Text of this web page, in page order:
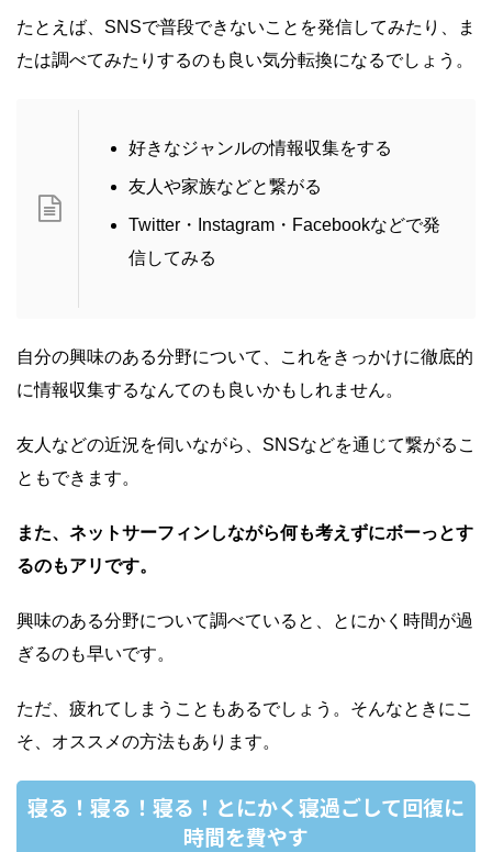
たとえば、SNSで普段できないことを発信してみたり、ま
たは調べてみたりするのも良い気分転換になるでしょう。
好きなジャンルの情報収集をする
友人や家族などと繋がる
Twitter・Instagram・Facebookなどで発
信してみる
自分の興味のある分野について、これをきっかけに徹底的
に情報収集するなんてのも良いかもしれません。
友人などの近況を伺いながら、SNSなどを通じて繋がるこ
ともできます。
また、ネットサーフィンしながら何も考えずにボーっとす
るのもアリです。
興味のある分野について調べていると、とにかく時間が過
ぎるのも早いです。
ただ、疲れてしまうこともあるでしょう。そんなときにこ
そ、オススメの方法もあります。
寝る！寝る！寝る！とにかく寝過ごして回復に
時間を費やす